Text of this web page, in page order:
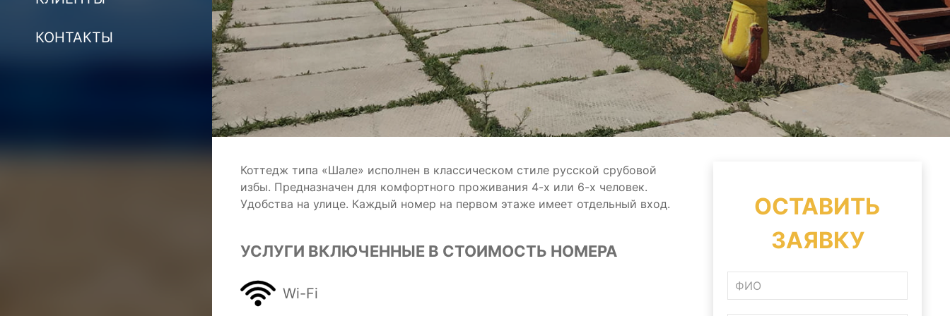
КОНТАКТЫ
Коттедж типа «Шале» исполнен в классическом стиле русской срубовой
избы. Предназначен для комфортного проживания 4-х или 6-х человек.
Удобства на улице. Каждый номер на первом этаже имеет отдельный вход.
УСЛУГИ ВКЛЮЧЕННЫЕ В СТОИМОСТЬ НОМЕРА
Wi-Fi
ОСТАВИТЬ
ЗАЯВКУ